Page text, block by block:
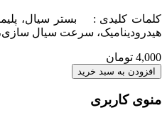
کلمات کلیدی : بستر سیال،
هیدرودینامیک، سرعت سیال
4,000 تومان
منوی کاربری